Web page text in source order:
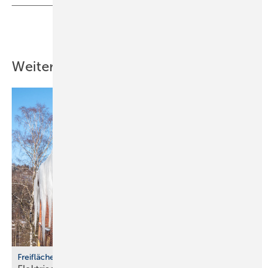
Weitere Inhalte
Freiflächenheizungen